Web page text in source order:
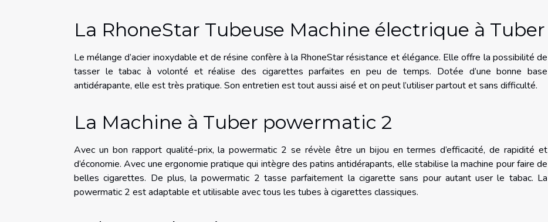
La RhoneStar Tubeuse Machine électrique à Tuber
Le mélange d’acier inoxydable et de résine confère à la RhoneStar résistance et élégance. Elle offre la possibilité de
tasser le tabac à volonté et réalise des cigarettes parfaites en peu de temps. Dotée d’une bonne base
antidérapante, elle est très pratique. Son entretien est tout aussi aisé et on peut l’utiliser partout et sans difficulté.
La Machine à Tuber powermatic 2
Avec un bon rapport qualité-prix, la powermatic 2 se révèle être un bijou en termes d’efficacité, de rapidité et
d’économie. Avec une ergonomie pratique qui intègre des patins antidérapants, elle stabilise la machine pour faire de
belles cigarettes. De plus, la powermatic 2 tasse parfaitement la cigarette sans pour autant user le tabac. La
powermatic 2 est adaptable et utilisable avec tous les tubes à cigarettes classiques.